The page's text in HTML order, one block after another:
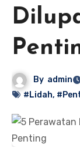
By admin
#Lidah,